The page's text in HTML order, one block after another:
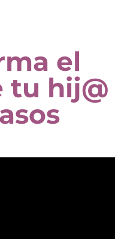
el
tu hij@